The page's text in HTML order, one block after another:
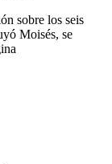
sobre los seis
Moisés, se